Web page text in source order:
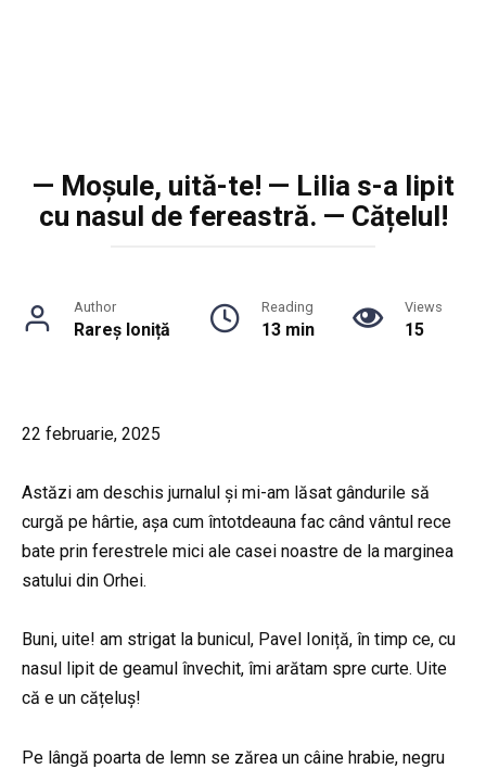
— Moșule, uită-te! — Lilia s-a lipit
cu nasul de fereastră. — Cățelul!
Author
Rareș Ioniță
Reading
13 min
Views
15
22 februarie, 2025
Astăzi am deschis jurnalul și mi-am lăsat gândurile să
curgă pe hârtie, așa cum întotdeauna fac când vântul rece
bate prin ferestrele mici ale casei noastre de la marginea
satului din Orhei.
Buni, uite! am strigat la bunicul, Pavel Ioniță, în timp ce, cu
nasul lipit de geamul învechit, îmi arătam spre curte. Uite
că e un cățeluș!
Pe lângă poarta de lemn se zărea un câine hrabie, negru